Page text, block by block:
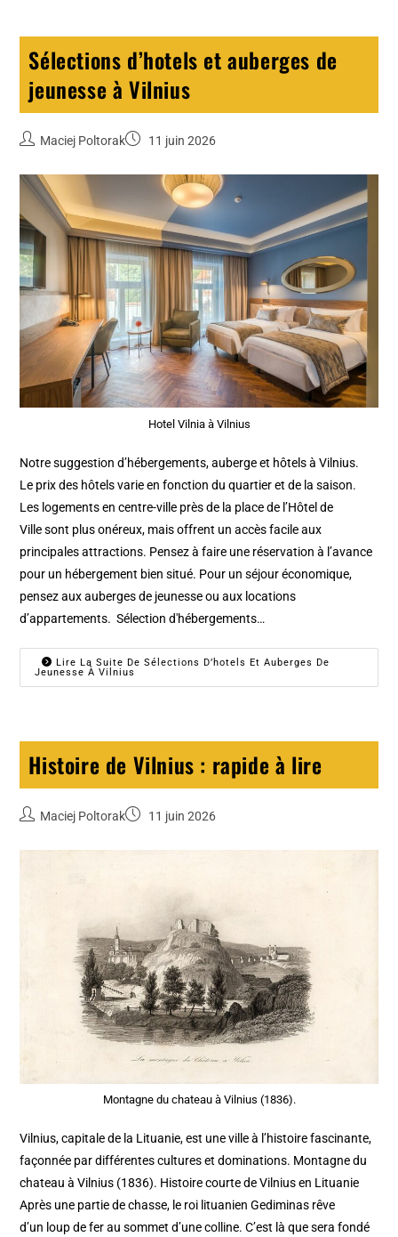
Sélections d’hotels et auberges de
jeunesse à Vilnius
Maciej Poltorak 11 juin 2026
Hotel Vilnia à Vilnius
Notre suggestion d’hébergements, auberge et hôtels à Vilnius.
Le prix des hôtels varie en fonction du quartier et de la saison.
Les logements en centre-ville près de la place de l’Hôtel de
Ville sont plus onéreux, mais offrent un accès facile aux
principales attractions. Pensez à faire une réservation à l’avance
pour un hébergement bien situé. Pour un séjour économique,
pensez aux auberges de jeunesse ou aux locations
d’appartements. Sélection d'hébergements…
Lire La Suite De Sélections D’hotels Et Auberges De
Jeunesse À Vilnius
Histoire de Vilnius : rapide à lire
Maciej Poltorak 11 juin 2026
Montagne du chateau à Vilnius (1836).
Vilnius, capitale de la Lituanie, est une ville à l’histoire fascinante,
façonnée par différentes cultures et dominations. Montagne du
chateau à Vilnius (1836). Histoire courte de Vilnius en Lituanie
Après une partie de chasse, le roi lituanien Gediminas rêve
d’un loup de fer au sommet d’une colline. C’est là que sera fondé